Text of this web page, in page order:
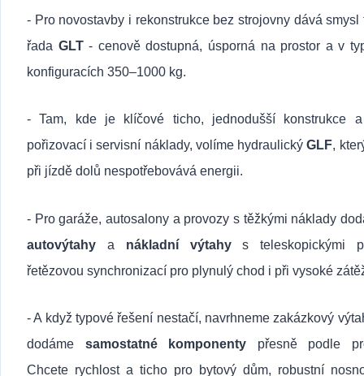
- Pro novostavby i rekonstrukce bez strojovny dává smysl
řada GLT- cenově dostupná, úsporná na prostor a v
konfiguracích 350–1000 kg.
- Tam, kde je klíčové ticho, jednodušší konstrukce
pořizovací i servisní náklady, volíme hydraulickýGLF,
při jízdě dolů nespotřebovává energii.
- Pro garáže, autosalony a provozy s těžkými náklady
autovýtahy a nákladní výtahys teleskopickými
řetězovou synchronizací pro plynulý chod i při vysoké
- A když typové řešení nestačí, navrhneme zakázkový
dodáme samostatné komponenty přesně podle
Chcete rychlost a ticho pro bytový dům, robustní